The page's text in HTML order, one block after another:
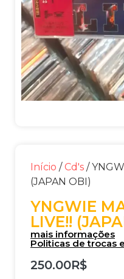
Início / Cd's /
(JAPAN OBI)
YNGWIE
LIVE!!
mais informações
Politicas de trocas
250.00R$